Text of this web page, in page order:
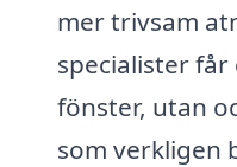
mer trivsam
specialister
fönster, utan
som verkligen